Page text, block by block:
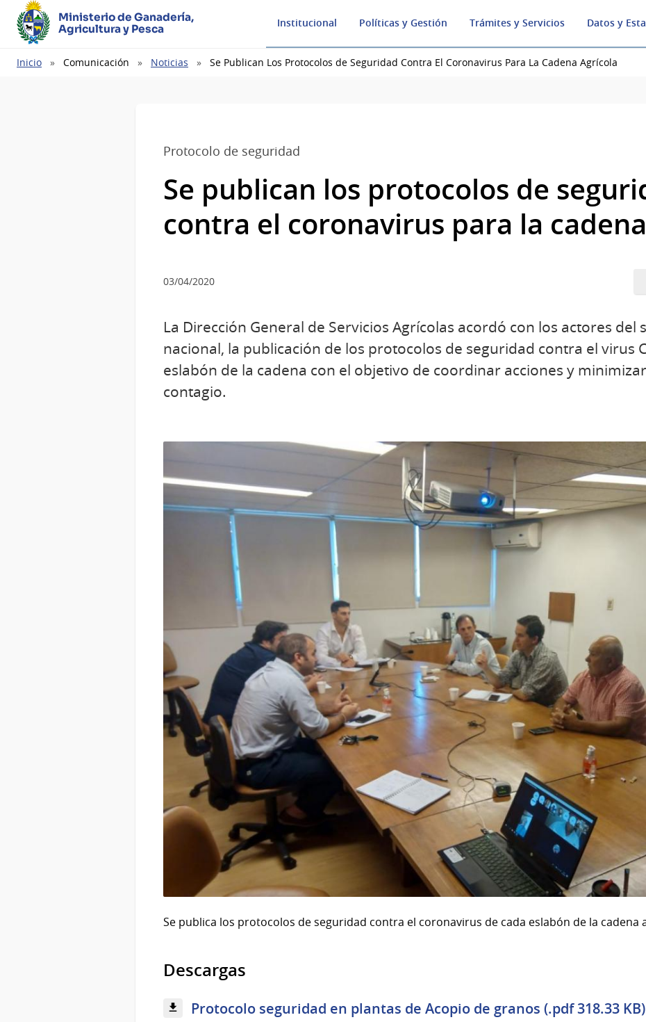
Ministerio de Ganadería,
Agricultura y Pesca
Institucional Políticas y Gestión Trámites y Servicios Datos y
Ruta
Inicio Comunicación Noticias Se Publican Los Protocolos de Seguridad Contra El Coronavirus Para La Cadena Agrícola
Protocolo de seguridad
Se publican los protocolos de
contra el coronavirus para la
03/04/2020
La Dirección General de Servicios Agrícolas acordó con los actores del
nacional, la publicación de los protocolos de seguridad contra el virus
eslabón de la cadena con el objetivo de coordinar acciones y
contagio.
Se publica los protocolos de seguridad contra el coronavirus de cada eslabón de la cadena
Descargas
Protocolo seguridad en plantas de Acopio de granos (.pdf 318.33 KB)